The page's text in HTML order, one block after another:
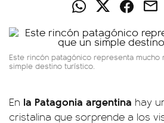
Este rincón patagónico representa mucho
simple destino turístico.
En la Patagonia argentina hay
cristalina que sorprende a los